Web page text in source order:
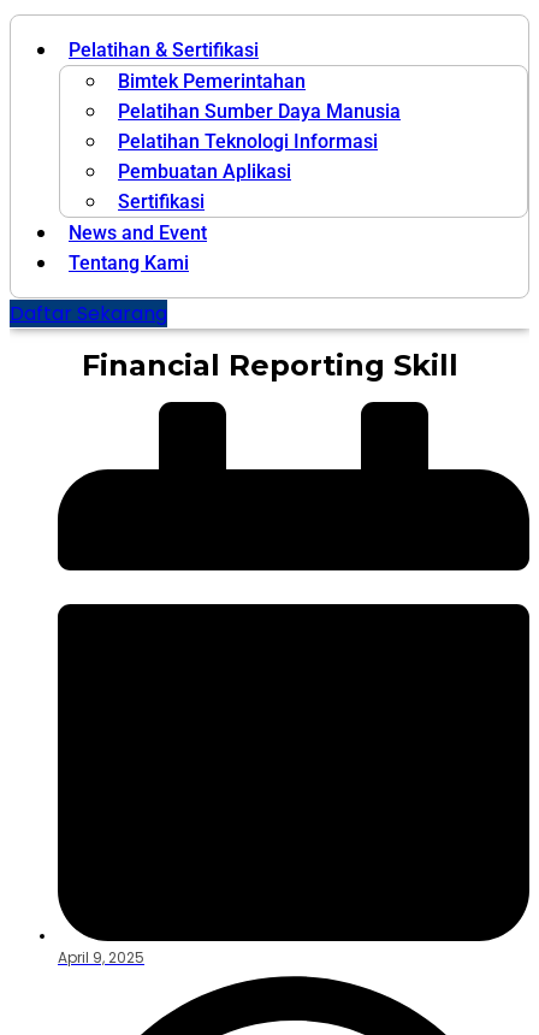
Pelatihan & Sertifikasi
Bimtek Pemerintahan
Pelatihan Sumber Daya Manusia
Pelatihan Teknologi Informasi
Pembuatan Aplikasi
Sertifikasi
News and Event
Tentang Kami
Daftar Sekarang
Financial Reporting Skill
April 9, 2025